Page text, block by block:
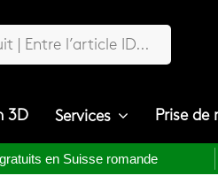
3D Services Prise de
en Suisse romande